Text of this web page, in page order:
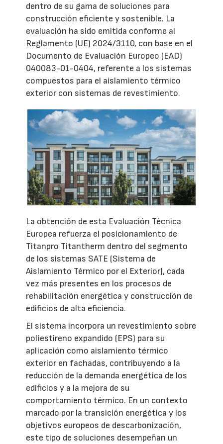
dentro de su gama de soluciones para
construcción eficiente y sostenible. La
evaluación ha sido emitida conforme al
Reglamento (UE) 2024/3110, con base en el
Documento de Evaluación Europeo (EAD)
040083-01-0404, referente a los sistemas
compuestos para el aislamiento térmico
exterior con sistemas de revestimiento.
La obtención de esta Evaluación Técnica
Europea refuerza el posicionamiento de
Titanpro Titantherm dentro del segmento
de los sistemas SATE (Sistema de
Aislamiento Térmico por el Exterior), cada
vez más presentes en los procesos de
rehabilitación energética y construcción de
edificios de alta eficiencia.
El sistema incorpora un revestimiento sobre
poliestireno expandido (EPS) para su
aplicación como aislamiento térmico
exterior en fachadas, contribuyendo a la
reducción de la demanda energética de los
edificios y a la mejora de su
comportamiento térmico. En un contexto
marcado por la transición energética y los
objetivos europeos de descarbonización,
este tipo de soluciones desempeñan un